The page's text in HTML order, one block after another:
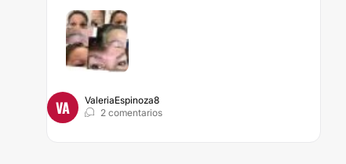
VA
ValeriaEspinoza8
2 comentarios